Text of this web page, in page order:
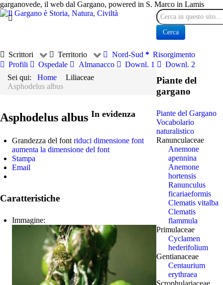
garganovede, il web dal Gargano, powered in S. Marco in Lamis
Cerca
Cerca
Scrittori Territorio Nord-Sud
Risorgimento
Profili
Ospedale Almanacco Downl. 1
Downl. 2
Sei qui:
Home
Liliaceae
Asphodelus albus
Asphodelus albus In evidenza
Grandezza del font riduci dimensione font
aumenta la dimensione del font
Stampa
Email
Caratteristiche
Immagine:
Piante del
gargano
Piante del Gargano
Vocabolario
naturalistico
Ranunculaceae
Anemone
apennina
Anemone
hortensis
Ranunculus
ficariaeformis
Clematis vitalba
Clematis
flammula
Primulaceae
Cyclamen
hederifolium
Gentianaceae
Centaurium
erythraea
Scrophulariaceae